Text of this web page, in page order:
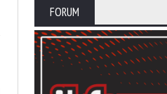
FORUM